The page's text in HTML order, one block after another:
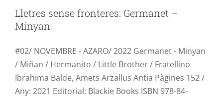
Lletres sense fronteres: Germanet –
Minyan
#02/ NOVEMBRE - AZARO/ 2022 Germanet - Minyan
/ Miñan / Hermanito / Little Brother / Fratellino
Ibrahima Balde, Amets Arzallus Antia Pàgines 152 /
Any: 2021 Editorial: Blackie Books ISBN 978-84-